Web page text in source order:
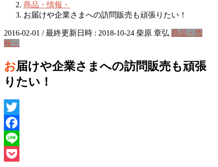
商品・情報・
お届けや企業さまへの訪問販売も頑張りたい！
2016-02-01 / 最終更新日時 : 2018-10-24 柴原 章弘 商品・情
報・
お届けや企業さまへの訪問販売も頑張
りたい！
Twitter
Facebook
Line